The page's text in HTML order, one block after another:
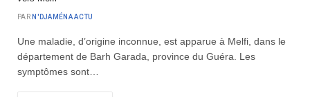
PAR N'DJAMÉNA ACTU
Une maladie, d’origine inconnue, est apparue à Melfi, dans le
département de Barh Garada, province du Guéra. Les
symptômes sont…